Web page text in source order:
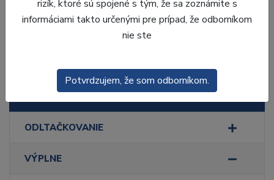
Ordinácia
ODLTAČKOVANIE
VÝPLNE
rizík, ktoré sú spojené s tým, že sa zoznámite s
informáciami takto určenými pre prípad, že odborníkom
nie ste
Potvrdzujem, že som odborníkom.